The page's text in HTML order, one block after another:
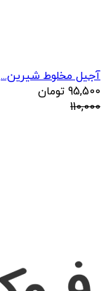
آجیل مخلوط شیرین...
95,500 تومان
110,000